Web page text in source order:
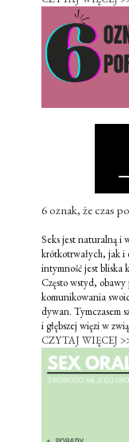
6 oznak, że czas
Seks jest naturalną i
krótkotrwałych, jak i
intymność jest bliska
Często wstyd,
komunikowania
dywan. Tymczasem
i głębszej więzi w
CZYTAJ WIĘCEJ